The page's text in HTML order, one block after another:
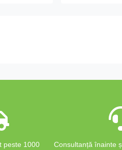
peste 1000
Consultanță înainte